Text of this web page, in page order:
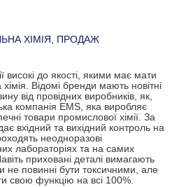
ХІМІЯ, ПРОДАЖ
високі до якості, якими має мати
Відомі бренди мають новітні
від провідних виробників, як,
компанія EMS, яка виробляє
товари промислової хімії. За
вхідний та вихідний контроль на
неодноразові
лабораторіях та на самих
приховані деталі вимагають
не повинні бути токсичними, але
свою функцію на всі 100%.